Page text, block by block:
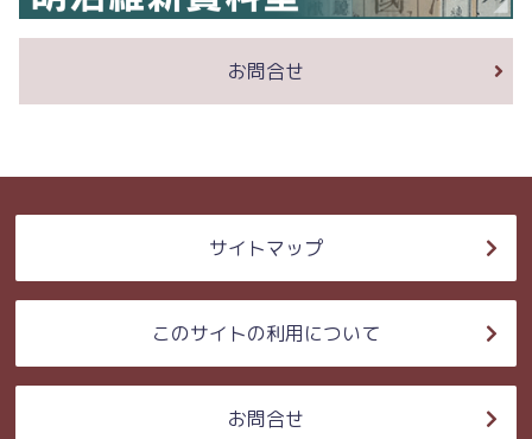
お問合せ
サイトマップ
このサイトの利用について
お問合せ